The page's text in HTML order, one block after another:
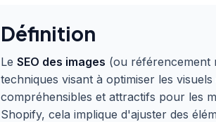
Définition
Le SEO des images (ou référencement
techniques visant à optimiser les
compréhensibles et attractifs pour les
Shopify, cela implique d'ajuster des